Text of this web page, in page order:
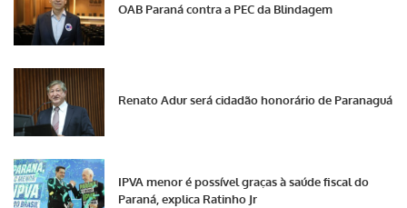
OAB Paraná contra a PEC da Blindagem
Renato Adur será cidadão honorário de Paranaguá
IPVA menor é possível graças à saúde fiscal do
Paraná, explica Ratinho Jr